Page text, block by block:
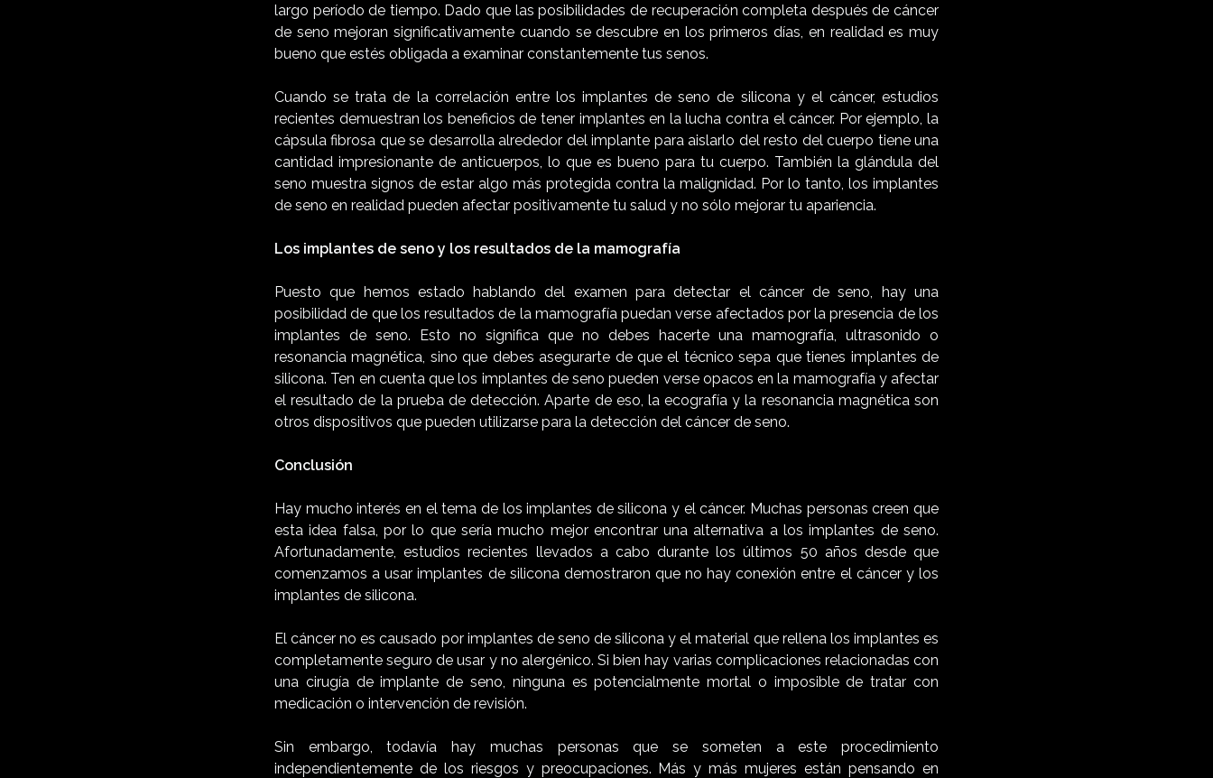
largo período de tiempo. Dado que las posibilidades de recuperación completa después de cáncer
de seno mejoran significativamente cuando se descubre en los primeros días, en realidad es muy
bueno que estés obligada a examinar constantemente tus senos.
Cuando se trata de la correlación entre los implantes de seno de silicona y el cáncer, estudios
recientes demuestran los beneficios de tener implantes en la lucha contra el cáncer. Por ejemplo, la
cápsula fibrosa que se desarrolla alrededor del implante para aislarlo del resto del cuerpo tiene una
cantidad impresionante de anticuerpos, lo que es bueno para tu cuerpo. También la glándula del
seno muestra signos de estar algo más protegida contra la malignidad. Por lo tanto, los implantes
de seno en realidad pueden afectar positivamente tu salud y no sólo mejorar tu apariencia.
Los implantes de seno y los resultados de la mamografía
Puesto que hemos estado hablando del examen para detectar el cáncer de seno, hay una
posibilidad de que los resultados de la mamografía puedan verse afectados por la presencia de los
implantes de seno. Esto no significa que no debes hacerte una mamografía, ultrasonido o
resonancia magnética, sino que debes asegurarte de que el técnico sepa que tienes implantes de
silicona. Ten en cuenta que los implantes de seno pueden verse opacos en la mamografía y afectar
el resultado de la prueba de detección. Aparte de eso, la ecografía y la resonancia magnética son
otros dispositivos que pueden utilizarse para la detección del cáncer de seno.
Conclusión
Hay mucho interés en el tema de los implantes de silicona y el cáncer. Muchas personas creen que
esta idea falsa, por lo que sería mucho mejor encontrar una alternativa a los implantes de seno.
Afortunadamente, estudios recientes llevados a cabo durante los últimos 50 años desde que
comenzamos a usar implantes de silicona demostraron que no hay conexión entre el cáncer y los
implantes de silicona.
El cáncer no es causado por implantes de seno de silicona y el material que rellena los implantes es
completamente seguro de usar y no alergénico. Si bien hay varias complicaciones relacionadas con
una cirugía de implante de seno, ninguna es potencialmente mortal o imposible de tratar con
medicación o intervención de revisión.
Sin embargo, todavía hay muchas personas que se someten a este procedimiento
independientemente de los riesgos y preocupaciones. Más y más mujeres están pensando en